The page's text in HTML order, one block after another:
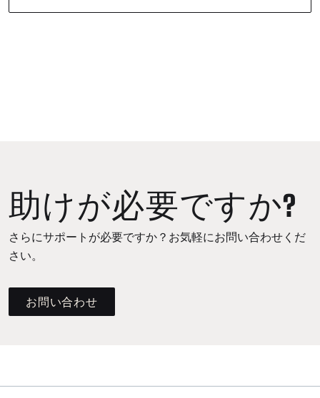
助けが必要ですか?
さらにサポートが必要ですか？お気軽にお問い合わせくだ
さい。
お問い合わせ